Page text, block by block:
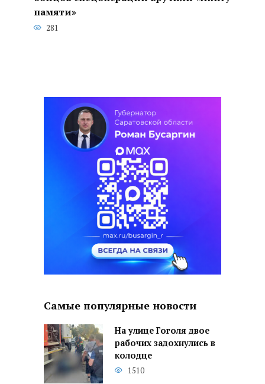
памяти»
281
Самые популярные новости
На улице Гоголя двое
рабочих задохнулись в
колодце
1510